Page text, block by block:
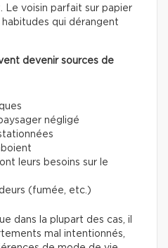
Le voisin parfait sur papier
qui dérangent
devenir sources de
négligé
leurs besoins sur le
(fumée, etc.)
dans la plupart des cas, il
mal intentionnés,